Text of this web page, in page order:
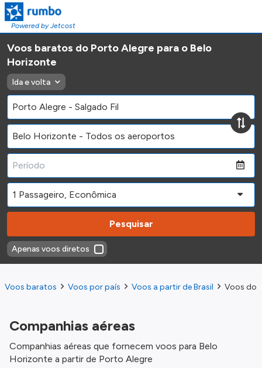
Powered by Jetcost
Voos baratos do Porto Alegre para o Belo
Horizonte
Ida e volta
Pesquisar
Apenas voos diretos
Voos baratos Voos por país Voos a partir de Brasil Voos do
Companhias aéreas
Companhias aéreas que fornecem voos para Belo
Horizonte a partir de Porto Alegre